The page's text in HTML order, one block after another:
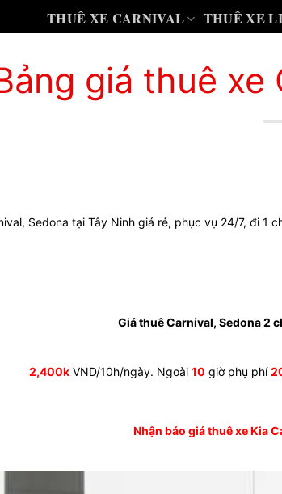
THUÊ XE CARNIVAL THUÊ XE
giá thuê xe
Sedona tại Tây Ninh giá rẻ, phục vụ 24/7, đi 1
Giá thuê Carnival, Sedona 2
2,400kVND/10h/ngày. Ngoài 10 giờ phụ phí
Nhận báo giá thuê xe Kia